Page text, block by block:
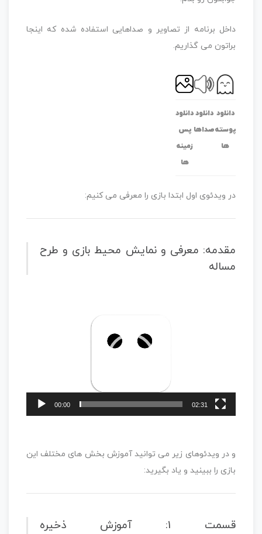
داخل برنامه از تصاویر و صداهایی استفاده شده که اینجا
براتون می گذاریم.
دانلود
پوسته
ها
دانلود
صداها
دانلود
پس
زمینه
ها
در ویدئوی اول ابتدا بازی را معرفی می کنیم:
مقدمه: معرفی و نمایش محیط بازی و طرح
مساله
00:00 02:31
و در ویدئوهای زیر می توانید آموزش بخش های مختلف این
بازی را ببینید و یاد بگیرید:
قسمت 1: آموزش ذخیره